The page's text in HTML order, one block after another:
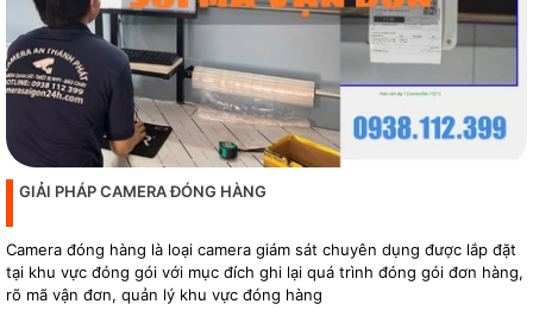
GIẢI PHÁP CAMERA ĐÓNG HÀNG
Camera đóng hàng là loại camera giám sát chuyên dụng được lắp đặt
tại khu vực đóng gói với mục đích ghi lại quá trình đóng gói đơn hàng,
rõ mã vận đơn, quản lý khu vực đóng hàng